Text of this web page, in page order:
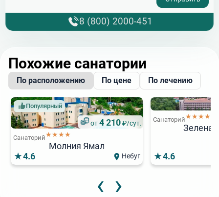
8 (800) 2000-451
Похожие санатории
По расположению По цене По лечению
Популярный
от4 210₽/сут.
Санаторий★★★★
Молния Ямал
4.6
Небуг
Санаторий★★★★
4.6
‹ ›